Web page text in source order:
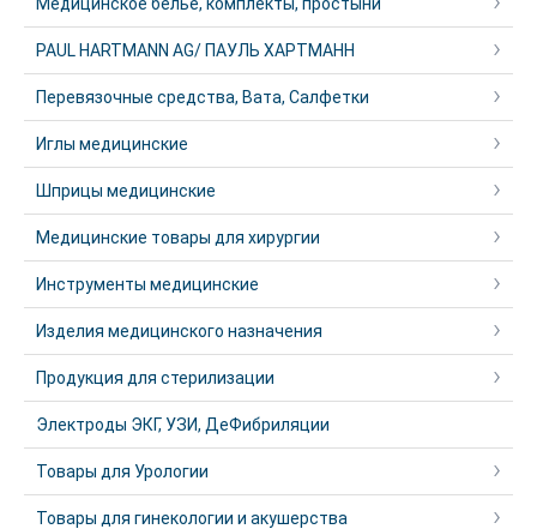
PAUL HARTMANN AG/ ПАУЛЬ ХАРТМАНН
Перевязочные средства, Вата, Салфетки
Иглы медицинские
Шприцы медицинские
Медицинские товары для хирургии
Инструменты медицинские
Изделия медицинского назначения
Продукция для стерилизации
Электроды ЭКГ, УЗИ, ДеФибриляции
Товары для Урологии
Товары для гинекологии и акушерства